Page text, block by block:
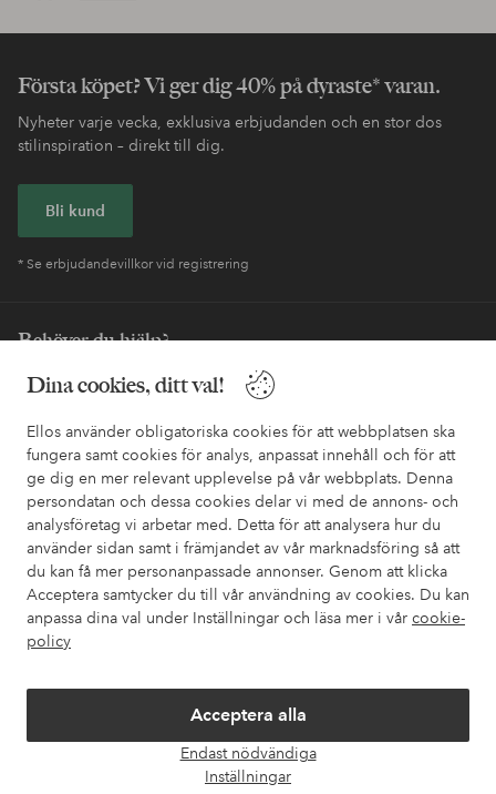
Dina cookies, ditt val!
Ellos använder obligatoriska cookies för att webbplatsen ska
fungera samt cookies för analys, anpassat innehåll och för att
ge dig en mer relevant upplevelse på vår webbplats. Denna
persondatan och dessa cookies delar vi med de annons- och
analysföretag vi arbetar med. Detta för att analysera hur du
använder sidan samt i främjandet av vår marknadsföring så att
du kan få mer personanpassade annonser. Genom att klicka
Acceptera samtycker du till vår användning av cookies. Du kan
anpassa dina val under Inställningar och läsa mer i vår cookie-
policy
Acceptera alla
Endast nödvändiga
Inställningar
Första köpet? Vi ger dig 40% på dyraste* varan.
Nyheter varje vecka, exklusiva erbjudanden och en stor dos
stilinspiration – direkt till dig.
Bli kund
* Se erbjudandevillkor vid registrering
Behöver du hjälp?
I vår FAQ hittar du svaren på de vanligaste frågorna. Här finns
också information om hur du enklast kontaktar oss.
Kundservice Beställning Betalsätt
Mina sidor
Om Ellos
Villkor